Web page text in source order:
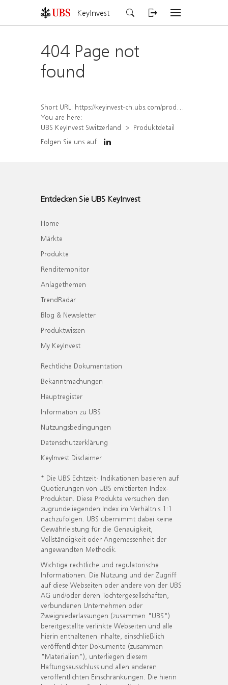
KeyInvest
404 Page not
found
Short URL: https://keyinvest-ch.ubs.com/produkt/detail/index/isin/CH1578495066
You are here:
UBS KeyInvest Switzerland
Produktdetail
Folgen Sie uns auf
Entdecken Sie UBS KeyInvest
Home
Märkte
Produkte
Renditemonitor
Anlagethemen
TrendRadar
Blog & Newsletter
Produktwissen
My KeyInvest
Rechtliche Dokumentation
Bekanntmachungen
Hauptregister
Information zu UBS
Nutzungsbedingungen
Datenschutzerklärung
KeyInvest Disclaimer
* Die UBS Echtzeit- Indikationen basieren auf
Quotierungen von UBS emittierten Index-
Produkten. Diese Produkte versuchen den
zugrundeliegenden Index im Verhältnis 1:1
nachzufolgen. UBS übernimmt dabei keine
Gewährleistung für die Genauigkeit,
Vollständigkeit oder Angemessenheit der
angewandten Methodik.
Wichtige rechtliche und regulatorische
Informationen. Die Nutzung und der Zugriff
auf diese Webseiten oder andere von der UBS
AG und/oder deren Tochtergesellschaften,
verbundenen Unternehmen oder
Zweigniederlassungen (zusammen "UBS")
bereitgestellte verlinkte Webseiten und alle
hierin enthaltenen Inhalte, einschließlich
veröffentlichter Dokumente (zusammen
"Materialien"), unterliegen diesem
Haftungsausschluss und allen anderen
veröffentlichten Einschränkungen. Die hierin